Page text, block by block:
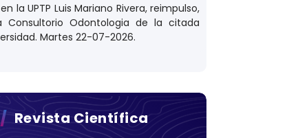
Comunitarios. Fecha 02-03-2026.
la UPTP Luis Mariano Rivera, reimpulso,
Consultorio Odontologia de la citada
Martes 22-07-2026.
Revista Científica